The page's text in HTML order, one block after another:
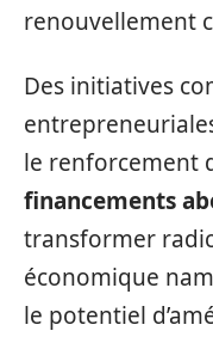
renouvellement
Des initiatives
le renforcement
financements
transformer
économique
le potentiel